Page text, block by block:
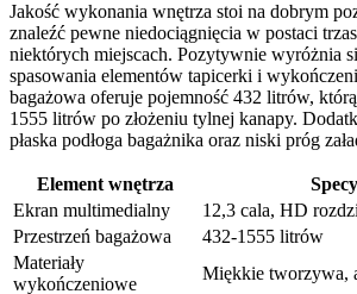
Jakość wykonania wnętrza stoi na dobrym
znaleźć pewne niedociągnięcia w postaci
niektórych miejscach. Pozytywnie wyróżnia
spasowania elementów tapicerki i
bagażowa oferuje pojemność 432 litrów,
1555 litrów po złożeniu tylnej kanapy.
płaska podłoga bagażnika oraz niski próg
Element wnętrza
Ekran multimedialny
12,3 cala, HD
Przestrzeń bagażowa
432-1555 litrów
Materiały
wykończeniowe
Miękkie tworzywa,